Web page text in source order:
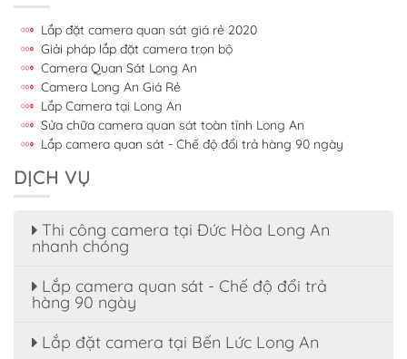
Lắp đặt camera quan sát giá rẻ 2020
Giải pháp lắp đặt camera trọn bộ
Camera Quan Sát Long An
Camera Long An Giá Rẻ
Lắp Camera tại Long An
Sửa chữa camera quan sát toàn tỉnh Long An
Lắp camera quan sát - Chế độ đổi trả hàng 90 ngày
DỊCH VỤ
Thi công camera tại Đức Hòa Long An
nhanh chóng
Lắp camera quan sát - Chế độ đổi trả
hàng 90 ngày
Lắp đặt camera tại Bến Lức Long An